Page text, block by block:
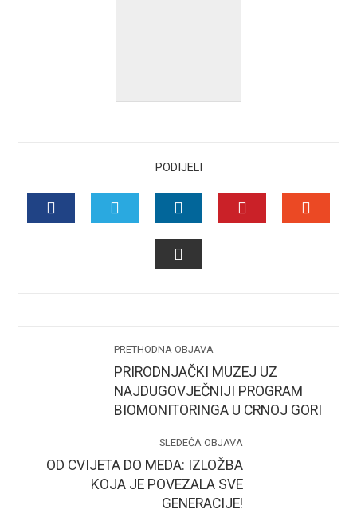
PODIJELI
TWITTERLINKEDIN
PRETHODNA OBJAVA
PRIRODNJAČKI MUZEJ UZ
NAJDUGOVJEČNIJI PROGRAM
BIOMONITORINGA U CRNOJ GORI
SLEDEĆA OBJAVA
OD CVIJETA DO MEDA: IZLOŽBA
KOJA JE POVEZALA SVE
GENERACIJE!